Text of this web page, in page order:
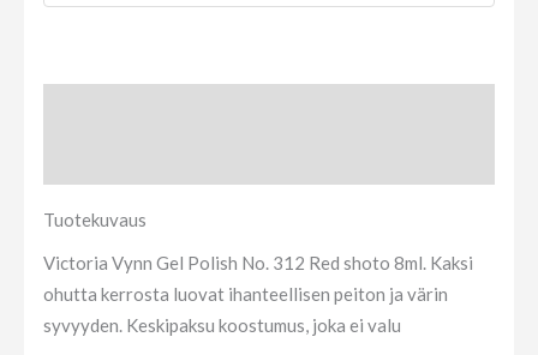
Tuotekuvaus
Victoria Vynn Gel Polish No. 312 Red shoto 8ml. Kaksi
ohutta kerrosta luovat ihanteellisen peiton ja värin
syvyyden. Keskipaksu koostumus, joka ei valu